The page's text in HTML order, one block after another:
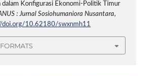
dalam Konfigurasi Ekonomi-Politik Timur
: Jurnal Sosiohumaniora Nusantara,
doi.org/10.62180/swxnmh11